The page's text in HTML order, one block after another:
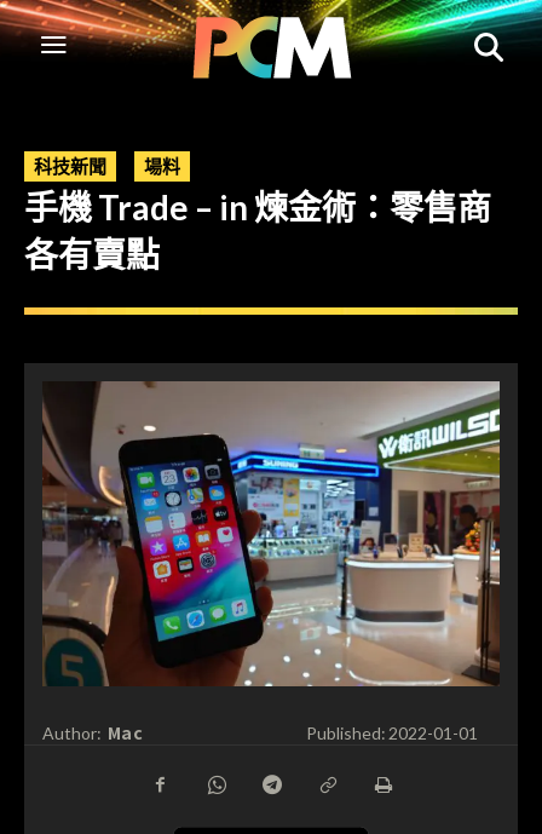
科技新聞 場料
手機 Trade – in 煉金術：零售商
各有賣點
Author: Mac Published:2022-01-01